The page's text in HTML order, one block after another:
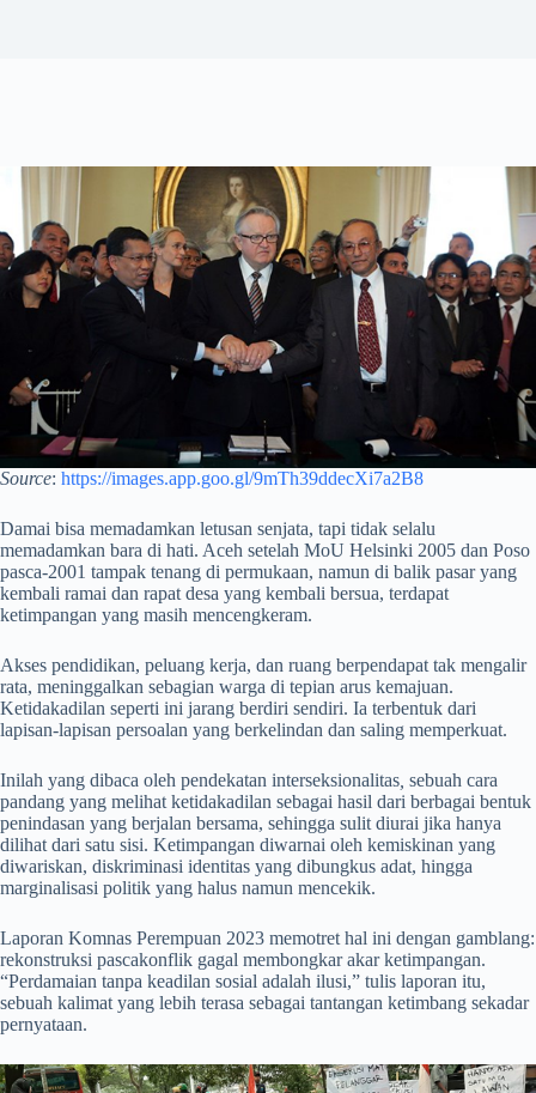
Source: https://images.app.goo.gl/9mTh39ddecXi7a2B8
Damai bisa memadamkan letusan senjata, tapi tidak selalu
memadamkan bara di hati. Aceh setelah MoU Helsinki 2005 dan Poso
pasca-2001 tampak tenang di permukaan, namun di balik pasar yang
kembali ramai dan rapat desa yang kembali bersua, terdapat
ketimpangan yang masih mencengkeram.
Akses pendidikan, peluang kerja, dan ruang berpendapat tak mengalir
rata, meninggalkan sebagian warga di tepian arus kemajuan.
Ketidakadilan seperti ini jarang berdiri sendiri. Ia terbentuk dari
lapisan-lapisan persoalan yang berkelindan dan saling memperkuat.
Inilah yang dibaca oleh pendekatan interseksionalitas sebuah cara
pandang yang melihat ketidakadilan sebagai hasil dari berbagai bentuk
penindasan yang berjalan bersama, sehingga sulit diurai jika hanya
dilihat dari satu sisi. Ketimpangan diwarnai oleh kemiskinan yang
diwariskan, diskriminasi identitas yang dibungkus adat, hingga
marginalisasi politik yang halus namun mencekik.
Laporan Komnas Perempuan 2023 memotret hal ini dengan gamblang:
rekonstruksi pascakonflik gagal membongkar akar ketimpangan.
“Perdamaian tanpa keadilan sosial adalah ilusi,” tulis laporan itu,
sebuah kalimat yang lebih terasa sebagai tantangan ketimbang sekadar
pernyataan.